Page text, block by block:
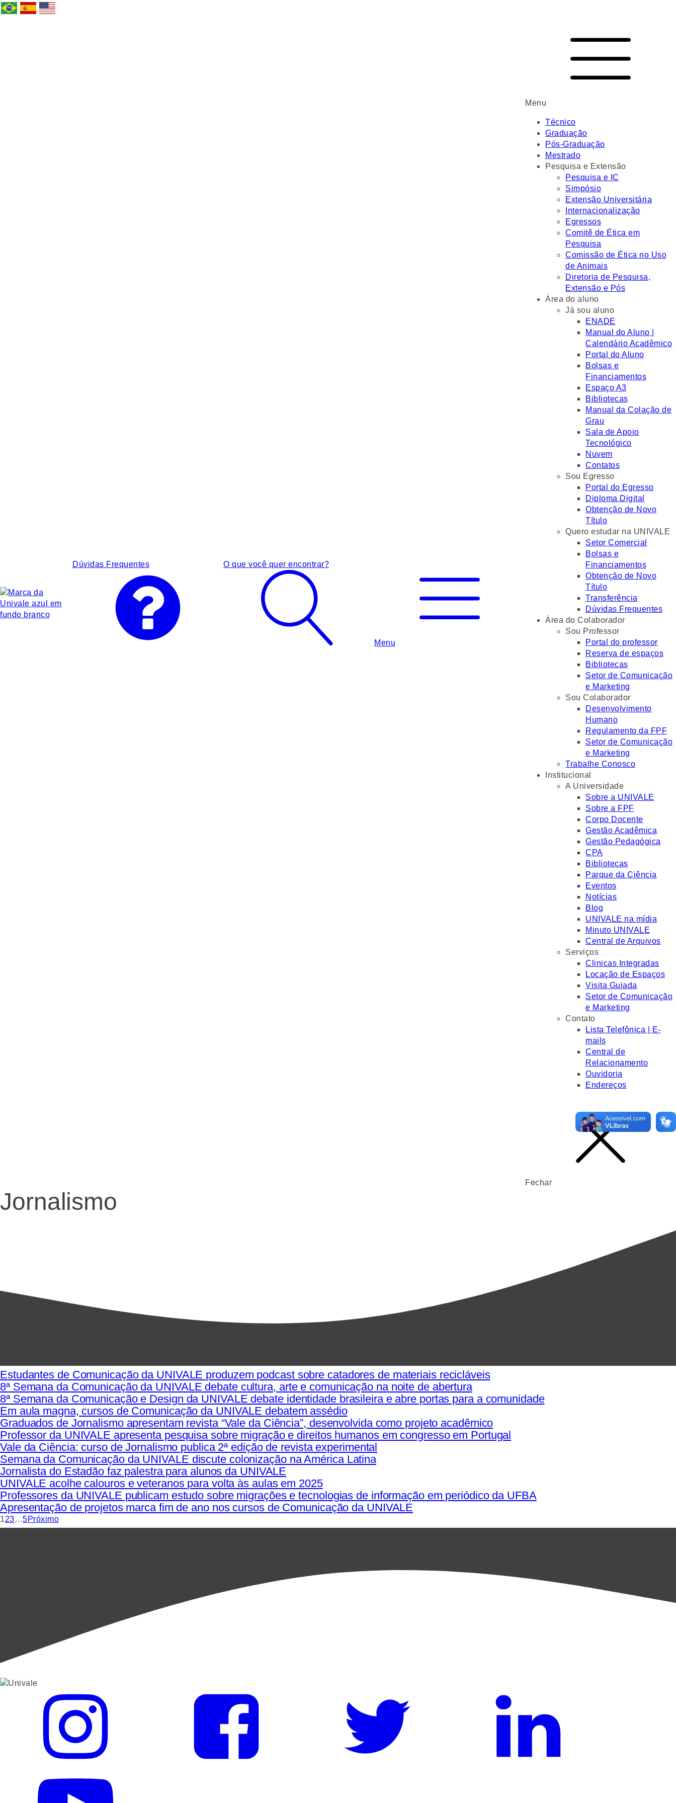
Dúvidas Frequentes O que você quer encontrar?
Menu
Menu
Técnico
Graduação
Pós-Graduação
Mestrado
Pesquisa e Extensão
Pesquisa e IC
Simpósio
Extensão Universitária
Internacionalização
Egressos
Comitê de Ética em
Pesquisa
Comissão de Ética no Uso
de Animais
Diretoria de Pesquisa,
Extensão e Pós
Área do aluno
Já sou aluno
ENADE
Manual do Aluno |
Calendário Acadêmico
Portal do Aluno
Bolsas e
Financiamentos
Espaço A3
Bibliotecas
Manual da Colação de
Grau
Sala de Apoio
Tecnológico
Nuvem
Contatos
Sou Egresso
Portal do Egresso
Diploma Digital
Obtenção de Novo
Título
Quero estudar na UNIVALE
Setor Comercial
Bolsas e
Financiamentos
Obtenção de Novo
Título
Transferência
Dúvidas Frequentes
Área do Colaborador
Sou Professor
Portal do professor
Reserva de espaços
Bibliotecas
Setor de Comunicação
e Marketing
Sou Colaborador
Desenvolvimento
Humano
Regulamento da FPF
Setor de Comunicação
e Marketing
Trabalhe Conosco
Institucional
A Universidade
Sobre a UNIVALE
Sobre a FPF
Corpo Docente
Gestão Acadêmica
Gestão Pedagógica
CPA
Bibliotecas
Parque da Ciência
Eventos
Notícias
Blog
UNIVALE na mídia
Minuto UNIVALE
Central de Arquivos
Serviços
Clinicas Integradas
Locação de Espaços
Visita Guiada
Setor de Comunicação
e Marketing
Contato
Lista Telefônica | E-
mails
Central de
Relacionamento
Ouvidoria
Endereços
Fechar
Jornalismo
Estudantes de Comunicação da UNIVALE produzem podcast sobre catadores de materiais recicláveis
8ª Semana da Comunicação da UNIVALE debate cultura, arte e comunicação na noite de abertura
8ª Semana da Comunicação e Design da UNIVALE debate identidade brasileira e abre portas para a comunidade
Em aula magna, cursos de Comunicação da UNIVALE debatem assédio
Graduados de Jornalismo apresentam revista “Vale da Ciência”, desenvolvida como projeto acadêmico
Professor da UNIVALE apresenta pesquisa sobre migração e direitos humanos em congresso em Portugal
Vale da Ciência: curso de Jornalismo publica 2ª edição de revista experimental
Semana da Comunicação da UNIVALE discute colonização na América Latina
Jornalista do Estadão faz palestra para alunos da UNIVALE
UNIVALE acolhe calouros e veteranos para volta às aulas em 2025
Professores da UNIVALE publicam estudo sobre migrações e tecnologias de informação em periódico da UFBA
Apresentação de projetos marca fim de ano nos cursos de Comunicação da UNIVALE
123…5Próximo